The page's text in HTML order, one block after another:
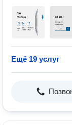
Ещё 19 услуг